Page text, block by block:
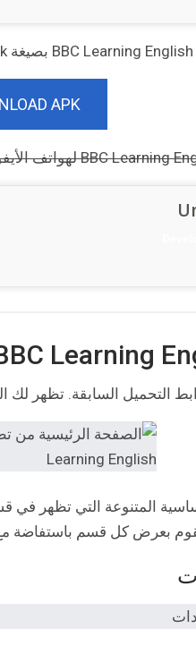
APK
التحميل السابقة. تظهر لك
بعرض كل قسم باستفاضة